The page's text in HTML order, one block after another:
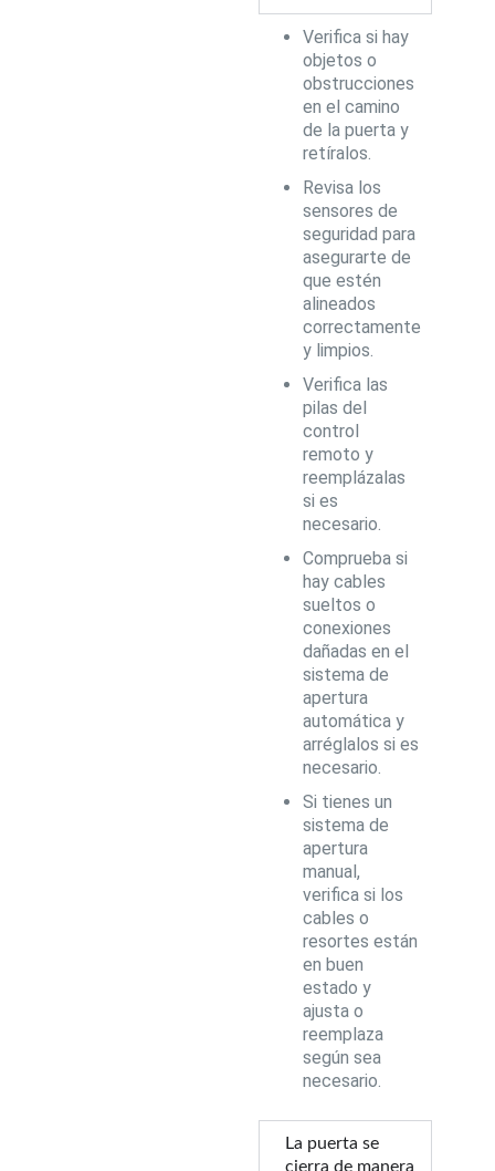
Verifica si hay
objetos o
obstrucciones
en el camino
de la puerta y
retíralos.
Revisa los
sensores de
seguridad para
asegurarte de
que estén
alineados
correctamente
y limpios.
Verifica las
pilas del
control
remoto y
reemplázalas
si es
necesario.
Comprueba si
hay cables
sueltos o
conexiones
dañadas en el
sistema de
apertura
automática y
arréglalos si es
necesario.
Si tienes un
sistema de
apertura
manual,
verifica si los
cables o
resortes están
en buen
estado y
ajusta o
reemplaza
según sea
necesario.
La puerta se
cierra de manera